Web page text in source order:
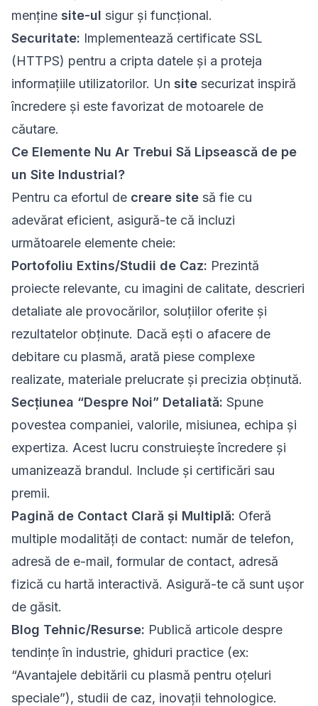
menține site-ul sigur și funcțional.
Securitate: Implementează certificate SSL
(HTTPS) pentru a cripta datele și a proteja
informațiile utilizatorilor. Un site securizat inspiră
încredere și este favorizat de motoarele de
căutare.
Ce Elemente Nu Ar Trebui Să Lipsească de pe
un Site Industrial?
Pentru ca efortul de creare site să fie cu
adevărat eficient, asigură-te că incluzi
următoarele elemente cheie:
Portofoliu Extins/Studii de Caz: Prezintă
proiecte relevante, cu imagini de calitate, descrieri
detaliate ale provocărilor, soluțiilor oferite și
rezultatelor obținute. Dacă ești o afacere de
debitare cu plasmă, arată piese complexe
realizate, materiale prelucrate și precizia obținută.
Secțiunea “Despre Noi” Detaliată: Spune
povestea companiei, valorile, misiunea, echipa și
expertiza. Acest lucru construiește încredere și
umanizează brandul. Include și certificări sau
premii.
Pagină de Contact Clară și Multiplă: Oferă
multiple modalități de contact: număr de telefon,
adresă de e-mail, formular de contact, adresă
fizică cu hartă interactivă. Asigură-te că sunt ușor
de găsit.
Blog Tehnic/Resurse: Publică articole despre
tendințe în industrie, ghiduri practice (ex:
“Avantajele debitării cu plasmă pentru oțeluri
speciale”), studii de caz, inovații tehnologice.